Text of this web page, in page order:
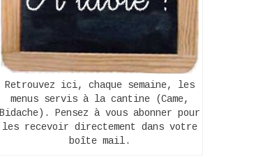
Retrouvez ici, chaque semaine, les
menus servis à la cantine (Came,
Bidache). Pensez à vous abonner pour
les recevoir directement dans votre
boîte mail.